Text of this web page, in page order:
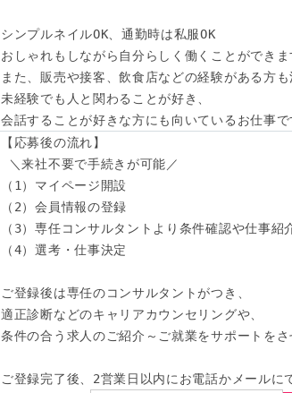
シンプルネイルOK、通勤時は私服OK
おしゃれもしながら自分らしく働くことができま
また、販売や接客、飲食店などの経験がある方も
未経験でも人と関わることが好き、
会話することが好きな方にも向いているお仕事で
【応募後の流れ】
＼来社不要で手続きが可能／
（1）マイページ開設
（2）会員情報の登録
（3）専任コンサルタントより条件確認や仕事紹
（4）選考・仕事決定
ご登録後は専任のコンサルタントがつき、
適正診断などのキャリアカウンセリングや、
条件の合う求人のご紹介～ご就業をサポートをさ
ご登録完了後、2営業日以内にお電話かメールに